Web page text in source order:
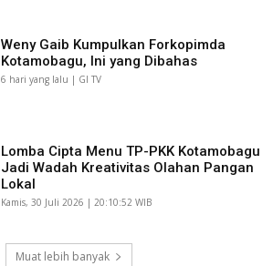
Weny Gaib Kumpulkan Forkopimda
Kotamobagu, Ini yang Dibahas
6 hari yang lalu | GI TV
Lomba Cipta Menu TP-PKK Kotamobagu
Jadi Wadah Kreativitas Olahan Pangan
Lokal
Kamis, 30 Juli 2026 | 20:10:52 WIB
Muat lebih banyak